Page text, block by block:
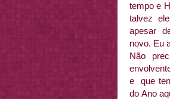
tempo e
talvez
apesar
novo. Eu
Não
e que
do Ano